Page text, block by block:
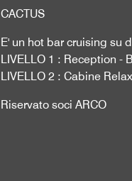
CACTUS
E' un hot bar cruising su
LIVELLO 1 : Reception -
LIVELLO 2 : Cabine
Riservato soci ARCO